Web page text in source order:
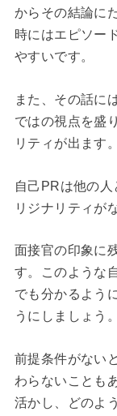
からその結論に
時にはエピソー
やすいです。
また、その話に
ではの視点を盛
リティが出ます。
自己PRは他の
リジナリティが
面接官の印象に
す。このような
でも分かるよう
うにしましょう。
前提条件がない
わらないことも
活かし、どのよ